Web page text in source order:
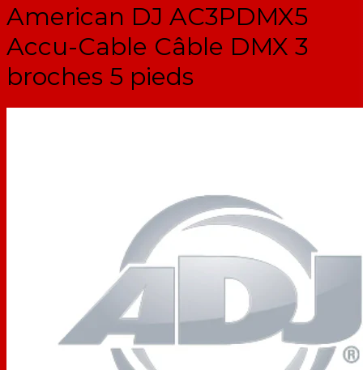
American DJ AC3PDMX5
Accu-Cable Câble DMX 3
broches 5 pieds